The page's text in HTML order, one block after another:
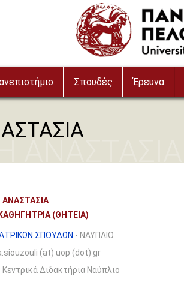
Σπουδές Έρευνα
ΑΝΑΣΤΑΣΙΑ
(ΘΗΤΕΙΑ)
ΣΠΟΥΔΩΝ - ΝΑΥΠΛΙΟ
(at) uop (dot) gr
Κεντρικά Διδακτήρια Ναύπλιο